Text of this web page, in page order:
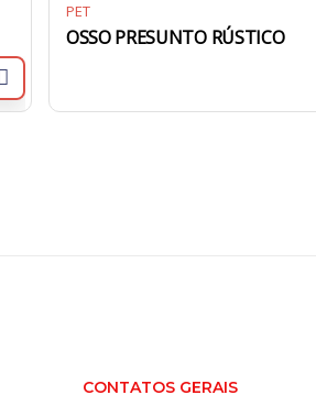
PET
OSSO PRESUNTO RÚSTICO
CONTATOS GERAIS